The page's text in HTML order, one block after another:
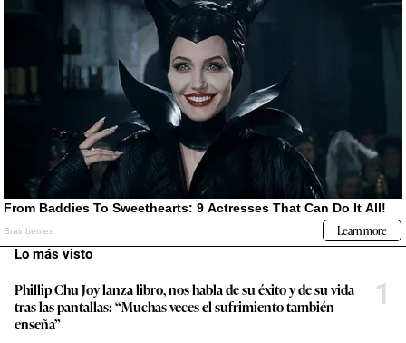
Lo más visto
Phillip Chu Joy lanza libro, nos habla de su éxito y de su vida
tras las pantallas: “Muchas veces el sufrimiento también
enseña”
1